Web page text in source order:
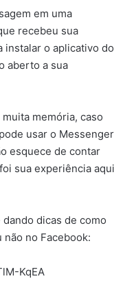
em uma
recebeu sua
instalar o aplicativo do
aberto a sua
memória, caso
usar o Messenger
esquece de contar
sua experiência aqui
dicas de como
no Facebook:
KqEA